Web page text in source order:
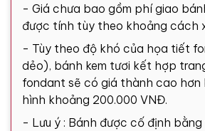
- Giá chưa bao gồm phí giao
được tính tùy theo khoảng cách
- Tùy theo độ khó của họa tiết
dẻo), bánh kem tươi kết hợp
fondant sẽ có giá thành cao hơn
hình khoảng 200.000 VNĐ.
- Lưu ý : Bánh được cố định